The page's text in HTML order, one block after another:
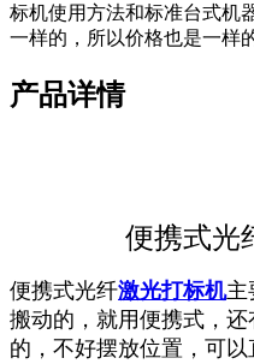
标机使用方法和标准台式机
一样的，所以价格也是一样
产品详情
便携式光
便携式光纤激光打标机主
搬动的，就用便携式，
的，不好摆放位置，可